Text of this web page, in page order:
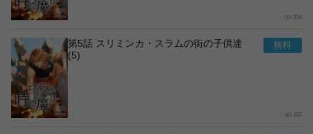
234
第5話 スリミンカ・スラムの街の子供達
(5)
257